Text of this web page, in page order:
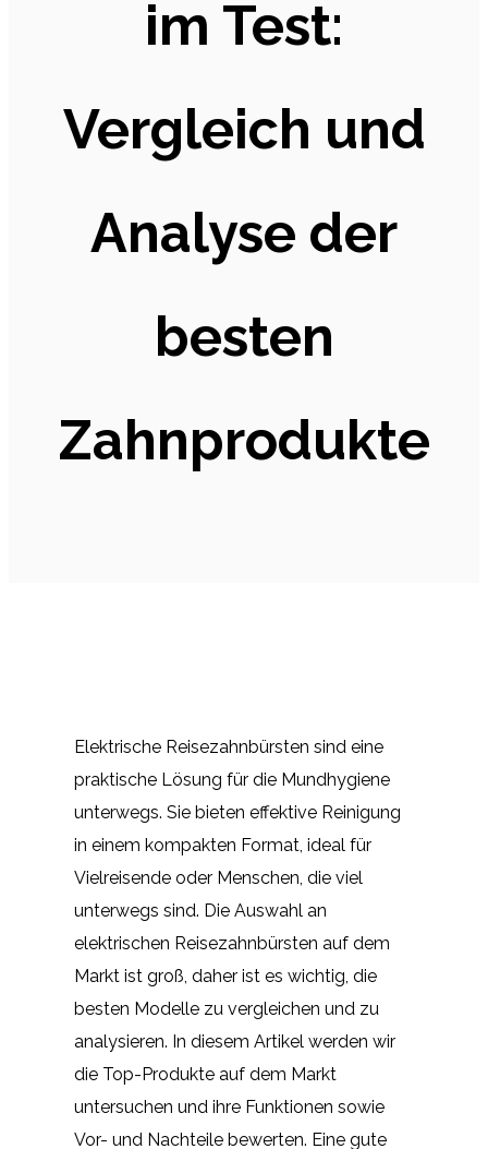
im Test:
Vergleich und
Analyse der
besten
Zahnprodukte
Elektrische Reisezahnbürsten sind eine
praktische Lösung für die Mundhygiene
unterwegs. Sie bieten effektive Reinigung
in einem kompakten Format, ideal für
Vielreisende oder Menschen, die viel
unterwegs sind. Die Auswahl an
elektrischen Reisezahnbürsten auf dem
Markt ist groß, daher ist es wichtig, die
besten Modelle zu vergleichen und zu
analysieren. In diesem Artikel werden wir
die Top-Produkte auf dem Markt
untersuchen und ihre Funktionen sowie
Vor- und Nachteile bewerten. Eine gute